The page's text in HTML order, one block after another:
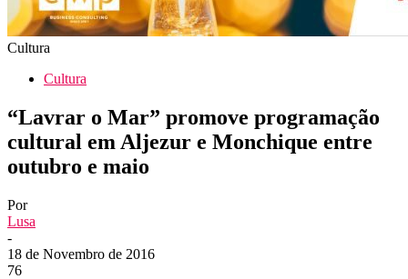
Cultura
Cultura
“Lavrar o Mar” promove programação
cultural em Aljezur e Monchique entre
outubro e maio
Por
Lusa
-
18 de Novembro de 2016
76